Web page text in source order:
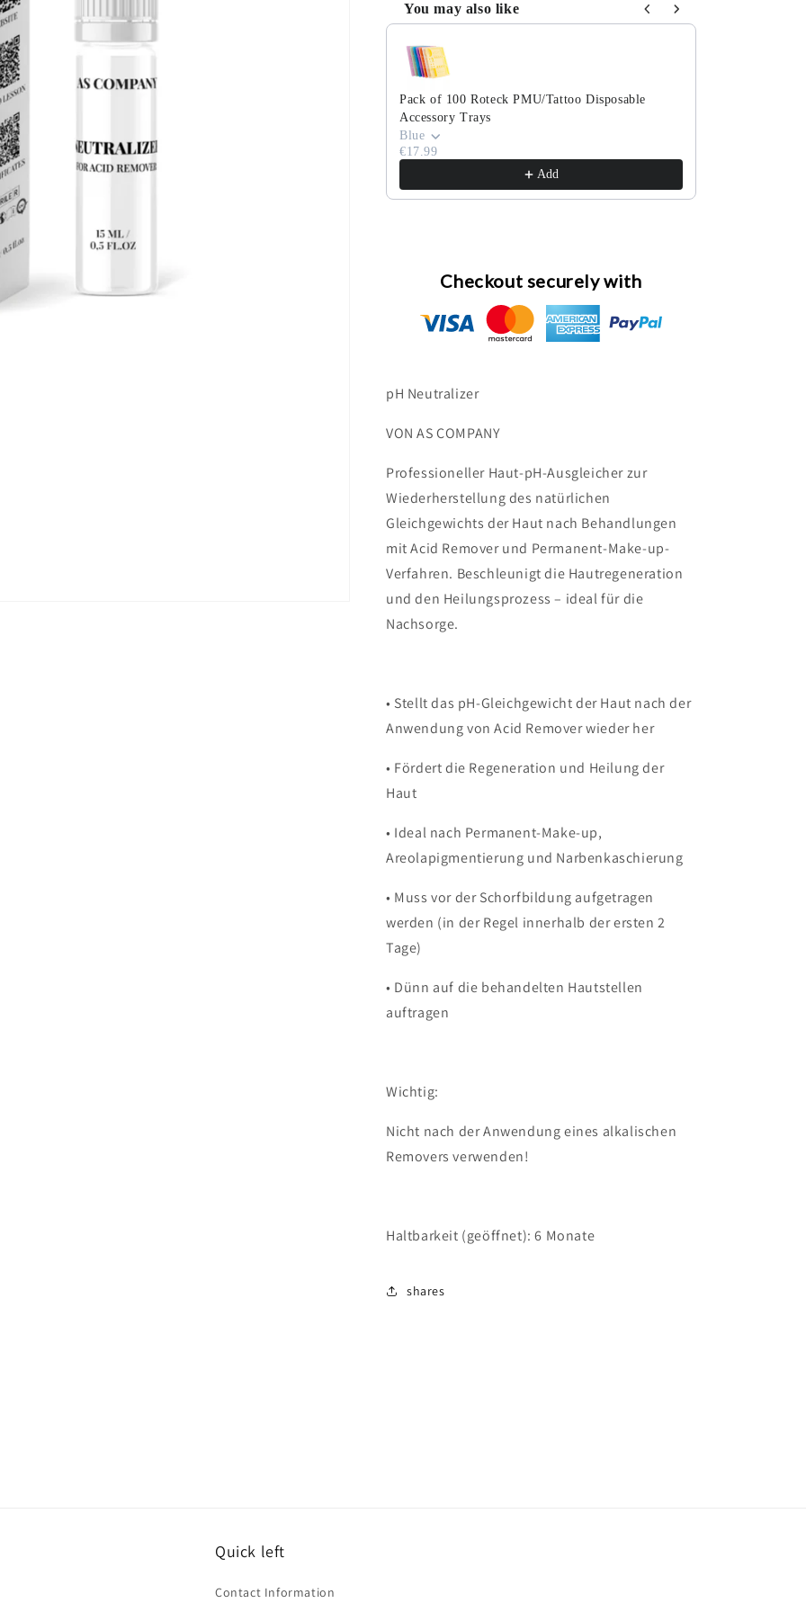
You may also like
Use the Previous and Next buttons to navigate through product
Pack of 100 Roteck PMU/Tattoo Disposable
Accessory Trays
Blue
€17.99
Add
Checkout securely with
pH Neutralizer
VON AS COMPANY
Professioneller Haut-pH-Ausgleicher zur
Wiederherstellung des natürlichen
Gleichgewichts der Haut nach Behandlungen
mit Acid Remover und Permanent-Make-up-
Verfahren. Beschleunigt die Hautregeneration
und den Heilungsprozess – ideal für die
Nachsorge.
• Stellt das pH-Gleichgewicht der Haut nach der
Anwendung von Acid Remover wieder her
• Fördert die Regeneration und Heilung der
Haut
• Ideal nach Permanent-Make-up,
Areolapigmentierung und Narbenkaschierung
• Muss vor der Schorfbildung aufgetragen
werden (in der Regel innerhalb der ersten 2
Tage)
• Dünn auf die behandelten Hautstellen
auftragen
Wichtig:
Nicht nach der Anwendung eines alkalischen
Removers verwenden!
Haltbarkeit (geöffnet): 6 Monate
shares
Quick left
Contact Information